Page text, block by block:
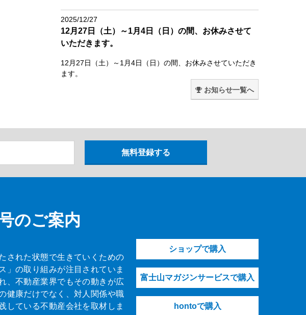
2025/12/27
12月27日（土）～1月4日（日）の間、お休みさせて
いただきます。
12月27日（土）～1月4日（日）の間、お休みさせていただき
ます。
お知らせ一覧へ
のご案内
された状態で生きていくための
」の取り組みが注目されていま
、不動産業界でもその動きが広
健康だけでなく、対人関係や職
している不動産会社を取材しま
ショップで購入
富士山マガジンサービスで購入
hontoで購入